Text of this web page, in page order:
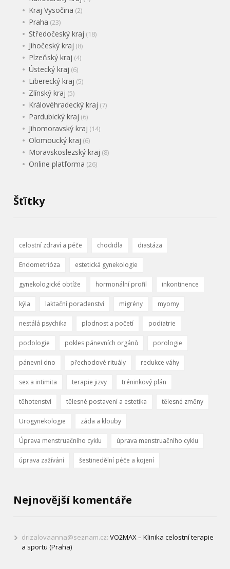
Kraj Vysočina (2)
Praha (23)
Středočeský kraj (18)
Jihočeský kraj (8)
Plzeňský kraj (4)
Ústecký kraj (6)
Liberecký kraj (5)
Zlínský kraj (5)
Královéhradecký kraj (7)
Pardubický kraj (6)
Jihomoravský kraj (14)
Olomoucký kraj (6)
Moravskoslezský kraj (8)
Online platforma (26)
Šťítky
celostní zdraví a péče chodidla diastáza
Endometrióza estetická gynekologie
gynekologické obtíže hormonální profil inkontinence
kýla laktační poradenství migrény myomy
nestálá psychika plodnost a početí podiatrie
podologie pokles pánevních orgánů porologie
pánevní dno přechodové rituály redukce váhy
sex a intimita terapie jizvy tréninkový plán
těhotenství tělesné postavení a estetika tělesné změny
Urogynekologie záda a klouby
Úprava menstruačního cyklu úprava menstruačního cyklu
úprava zažívání šestinedělní péče a kojení
Nejnovější komentáře
drizalovaanna@seznam.cz:VO2MAX – Klinika celostní terapie
a sportu (Praha)